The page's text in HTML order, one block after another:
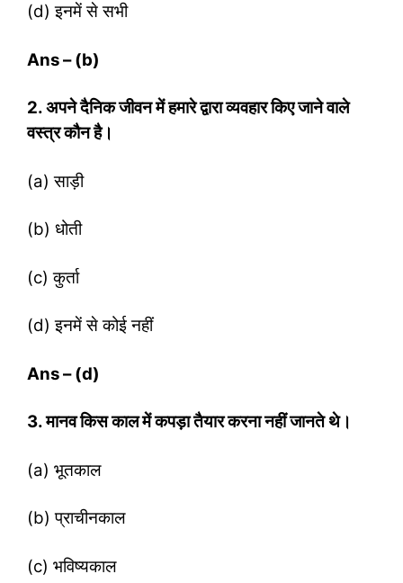
(d) इनमें से सभी
Ans – (b)
2. अपने दैनिक जीवन में हमारे द्वारा व्‍यवहार किए जाने वाले
वस्‍त्र कौन है।
(a) साड़ी
(b) धोती
(c) कुर्ता
(d) इनमें से कोई नहीं
Ans – (d)
3. मानव किस काल में कपड़ा तैयार करना नहीं जानते थे।
(a) भूतकाल
(b) प्राचीनकाल
(c) भविष्‍यकाल